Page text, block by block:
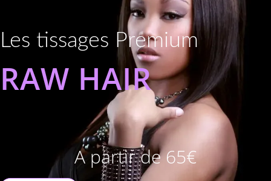
Les tissages Premium
RAW HAIR
A partir de 65€